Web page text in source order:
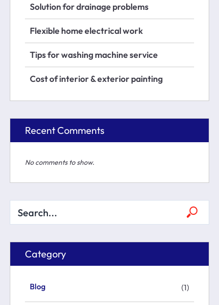
Solution for drainage problems
Flexible home electrical work
Tips for washing machine service
Cost of interior & exterior painting
Recent Comments
No comments to show.
Category
Blog (1)